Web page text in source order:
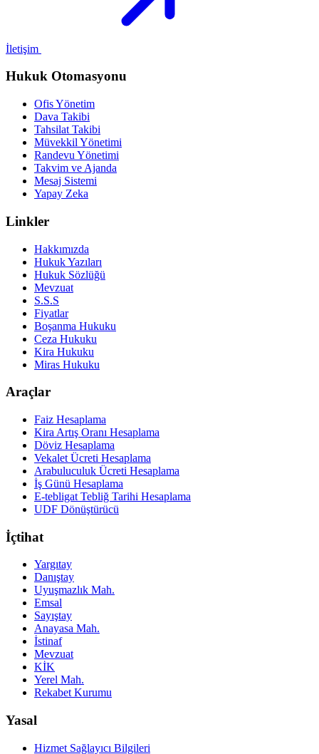
İletişim
Hukuk Otomasyonu
Ofis Yönetim
Dava Takibi
Tahsilat Takibi
Müvekkil Yönetimi
Randevu Yönetimi
Takvim ve Ajanda
Mesaj Sistemi
Yapay Zeka
Linkler
Hakkımızda
Hukuk Yazıları
Hukuk Sözlüğü
Mevzuat
S.S.S
Fiyatlar
Boşanma Hukuku
Ceza Hukuku
Kira Hukuku
Miras Hukuku
Araçlar
Faiz Hesaplama
Kira Artış Oranı Hesaplama
Döviz Hesaplama
Vekalet Ücreti Hesaplama
Arabuluculuk Ücreti Hesaplama
İş Günü Hesaplama
E-tebligat Tebliğ Tarihi Hesaplama
UDF Dönüştürücü
İçtihat
Yargıtay
Danıştay
Uyuşmazlık Mah.
Emsal
Sayıştay
Anayasa Mah.
İstinaf
Mevzuat
KİK
Yerel Mah.
Rekabet Kurumu
Yasal
Hizmet Sağlayıcı Bilgileri